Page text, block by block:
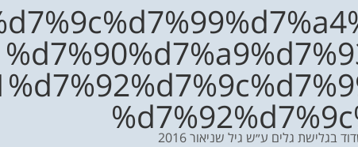
בגלישת גלים ע״ש גיל שניאור 2016